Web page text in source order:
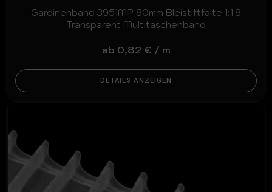
Gardinenband 3951MP 80mm Bleistiftfalte 1:1.8
Transparent Multitaschenband
ab 0,82 € / m
DETAILS ANZEIGEN